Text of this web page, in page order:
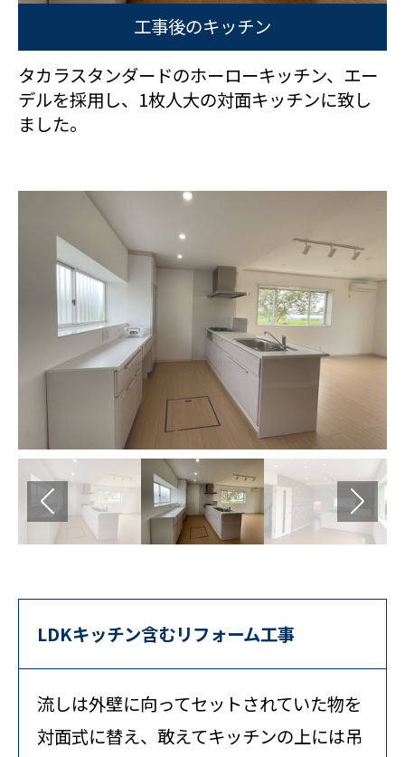
工事後のキッチン
タカラスタンダードのホーローキッチン、エー
デルを採用し、1枚人大の対面キッチンに致し
ました。
LDKキッチン含むリフォーム工事
流しは外壁に向ってセットされていた物を
対面式に替え、敢えてキッチンの上には吊